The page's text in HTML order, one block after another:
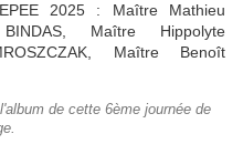
2025 : Maître Mathieu
Maître Hippolyte
Maître Benoît
de cette 6ème journée de